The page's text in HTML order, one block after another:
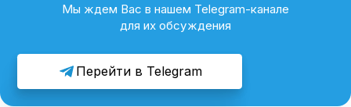
Мы ждем Вас в нашем Telegram-канале
для их обсуждения
Перейти в Telegram